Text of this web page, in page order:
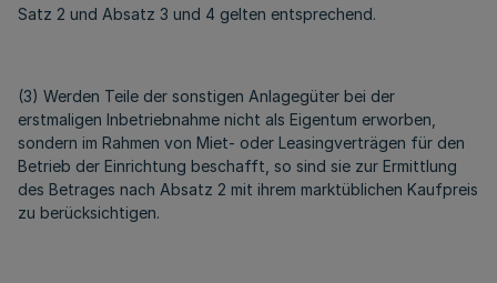
Satz 2 und Absatz 3 und 4 gelten entsprechend.
(3) Werden Teile der sonstigen Anlagegüter bei der
erstmaligen Inbetriebnahme nicht als Eigentum erworben,
sondern im Rahmen von Miet- oder Leasingverträgen für den
Betrieb der Einrichtung beschafft, so sind sie zur Ermittlung
des Betrages nach Absatz 2 mit ihrem marktüblichen Kaufpreis
zu berücksichtigen.